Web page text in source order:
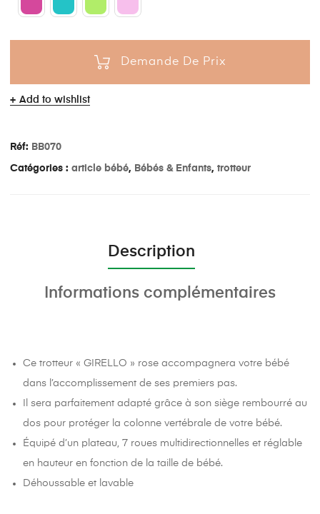
Demande De Prix
Add to wishlist
Réf: BB070
Catégories : article bébé, Bébés & Enfants, trotteur
Description
Informations complémentaires
Ce trotteur « GIRELLO » rose accompagnera votre bébé
dans l’accomplissement de ses premiers pas.
Il sera parfaitement adapté grâce à son siège rembourré au
dos pour protéger la colonne vertébrale de votre bébé.
Équipé d’un plateau, 7 roues multidirectionnelles et réglable
en hauteur en fonction de la taille de bébé.
Déhoussable et lavable